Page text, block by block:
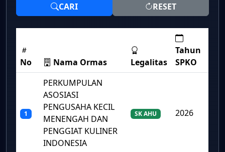
CARI RESET
No Nama Ormas Legalitas
Tahun
SPKO
1
PERKUMPULAN
ASOSIASI
PENGUSAHA KECIL
MENENGAH DAN
PENGGIAT KULINER
INDONESIA
SK AHU 2026